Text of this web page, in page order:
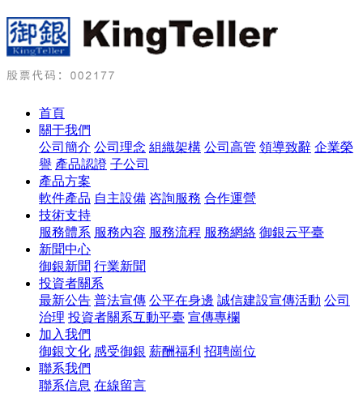
首頁
關于我們
公司簡介 公司理念 組織架構 公司高管 領導致辭 企業榮
譽 產品認證 子公司
產品方案
軟件產品 自主設備 咨詢服務 合作運營
技術支持
服務體系 服務內容 服務流程 服務網絡 御銀云平臺
新聞中心
御銀新聞 行業新聞
投資者關系
最新公告 普法宣傳 公平在身邊 誠信建設宣傳活動 公司
治理 投資者關系互動平臺 宣傳專欄
加入我們
御銀文化 感受御銀 薪酬福利 招聘崗位
聯系我們
聯系信息 在線留言